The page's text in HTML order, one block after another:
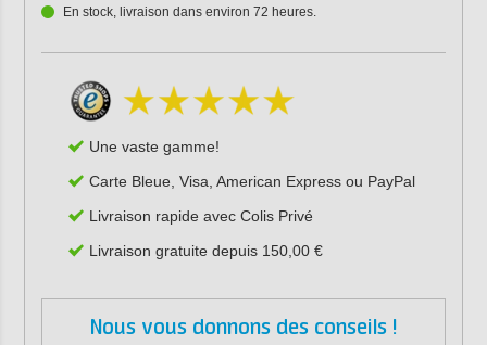
En stock, livraison dans environ 72 heures.
Une vaste gamme!
Carte Bleue, Visa, American Express ou PayPal
Livraison rapide avec Colis Privé
Livraison gratuite depuis 150,00 €
Nous vous donnons des conseils !